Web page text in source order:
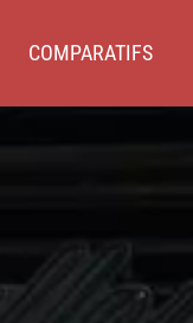
COMPARATIFS